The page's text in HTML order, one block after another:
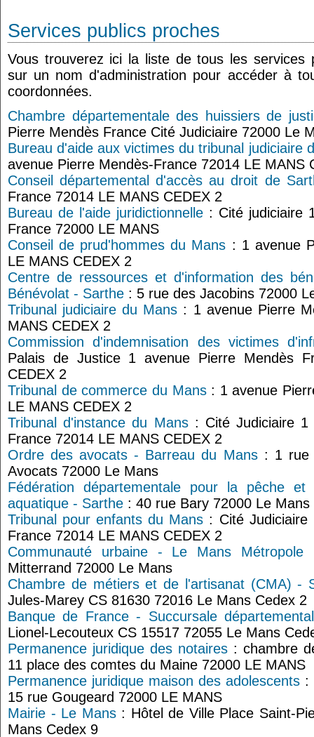
Services publics proches
Vous trouverez ici la liste de tous les services
sur un nom d'administration pour accéder à
coordonnées.
Chambre départementale des huissiers de
Pierre Mendès France Cité Judiciaire 72000 Le
Bureau d'aide aux victimes du tribunal judiciaire
avenue Pierre Mendès-France 72014 LE MANS
Conseil départemental d'accès au droit de
France 72014 LE MANS CEDEX 2
Bureau de l'aide juridictionnelle : Cité judiciaire
France 72000 LE MANS
Conseil de prud'hommes du Mans : 1 avenue
LE MANS CEDEX 2
Centre de ressources et d'information des
Bénévolat - Sarthe : 5 rue des Jacobins 72000
Tribunal judiciaire du Mans : 1 avenue Pierre
MANS CEDEX 2
Commission d'indemnisation des victimes
Palais de Justice 1 avenue Pierre Mendès
CEDEX 2
Tribunal de commerce du Mans: 1 avenue
LE MANS CEDEX 2
Tribunal d'instance du Mans: Cité Judiciaire 1
France 72014 LE MANS CEDEX 2
Ordre des avocats - Barreau du Mans: 1 rue
Avocats 72000 Le Mans
Fédération départementale pour la pêche
aquatique - Sarthe : 40 rue Bary 72000 Le Mans
Tribunal pour enfants du Mans : Cité Judiciaire
France 72014 LE MANS CEDEX 2
Communauté urbaine - Le Mans Métropole:
Mitterrand 72000 Le Mans
Chambre de métiers et de l'artisanat (CMA) -
Jules-Marey CS 81630 72016 Le Mans Cedex 2
Banque de France - Succursale
Lionel-Lecouteux CS 15517 72055 Le Mans
Permanence juridique des notaires : chambre
11 place des comtes du Maine 72000 LE MANS
Permanence juridique maison des adolescents :
15 rue Gougeard 72000 LE MANS
Mairie - Le Mans: Hôtel de Ville Place Saint-
Mans Cedex 9